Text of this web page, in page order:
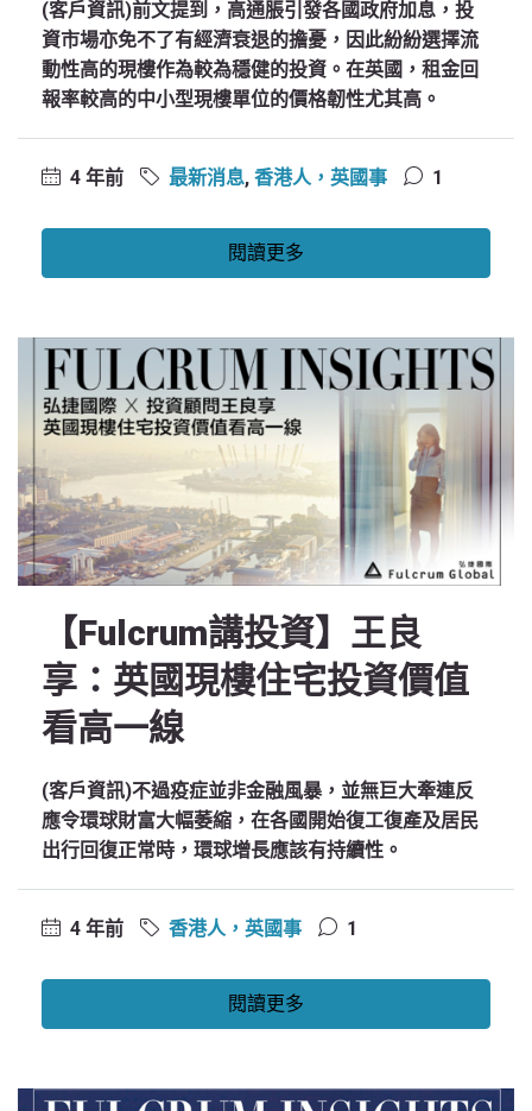
(客戶資訊)前文提到，高通脹引發各國政府加息，投
資市場亦免不了有經濟衰退的擔憂，因此紛紛選擇流
動性高的現樓作為較為穩健的投資。在英國，租金回
報率較高的中小型現樓單位的價格韌性尤其高。
4 年前 最新消息, 香港人，英國事 1
閱讀更多
【Fulcrum講投資】王良
享：英國現樓住宅投資價值
看高一線
(客戶資訊)不過疫症並非金融風暴，並無巨大牽連反
應令環球財富大幅萎縮，在各國開始復工復產及居民
出行回復正常時，環球增長應該有持續性。
4 年前 香港人，英國事 1
閱讀更多